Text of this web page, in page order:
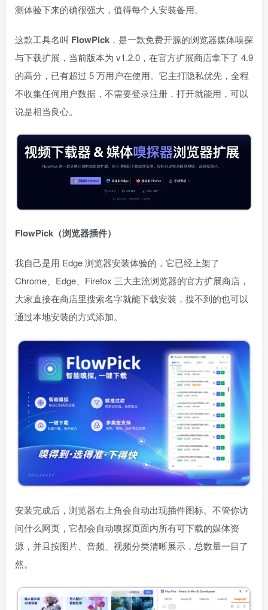
测体验下来的确很强大，值得每个人安装备用。
这款工具名叫 FlowPick ，是一款免费开源的浏览器媒体嗅探
与下载扩展，当前版本为 v1.2.0，在官方扩展商店拿下了 4.9
的高分，已有超过 5 万用户在使用。它主打隐私优先，全程
不收集任何用户数据，不需要登录注册，打开就能用，可以
说是相当良心。
FlowPick（浏览器插件）
我自己是用 Edge 浏览器安装体验的，它已经上架了
Chrome、Edge、Firefox 三大主流浏览器的官方扩展商店，
大家直接在商店里搜索名字就能下载安装，搜不到的也可以
通过本地安装的方式添加。
安装完成后，浏览器右上角会自动出现插件图标。不管你访
问什么网页，它都会自动嗅探页面内所有可下载的媒体资
源，并且按图片、音频、视频分类清晰展示，总数量一目了
然。